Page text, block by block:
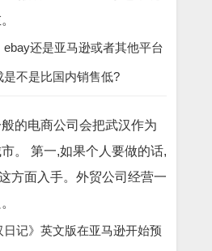
还是亚马逊或者其他平台
不是比国内销售低?
的电商公司会把武汉作为
。 第一,如果个人要做的话,
方面入手。外贸公司经营一
记》英文版在亚马逊开始预